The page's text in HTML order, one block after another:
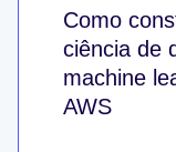
Como
ciência de
machine
AWS